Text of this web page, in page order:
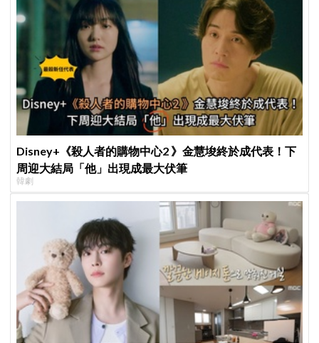
Disney+《殺人者的購物中心2 》金慧埈終於成代表！下
周迎大結局「他」出現成最大伏筆
韓劇